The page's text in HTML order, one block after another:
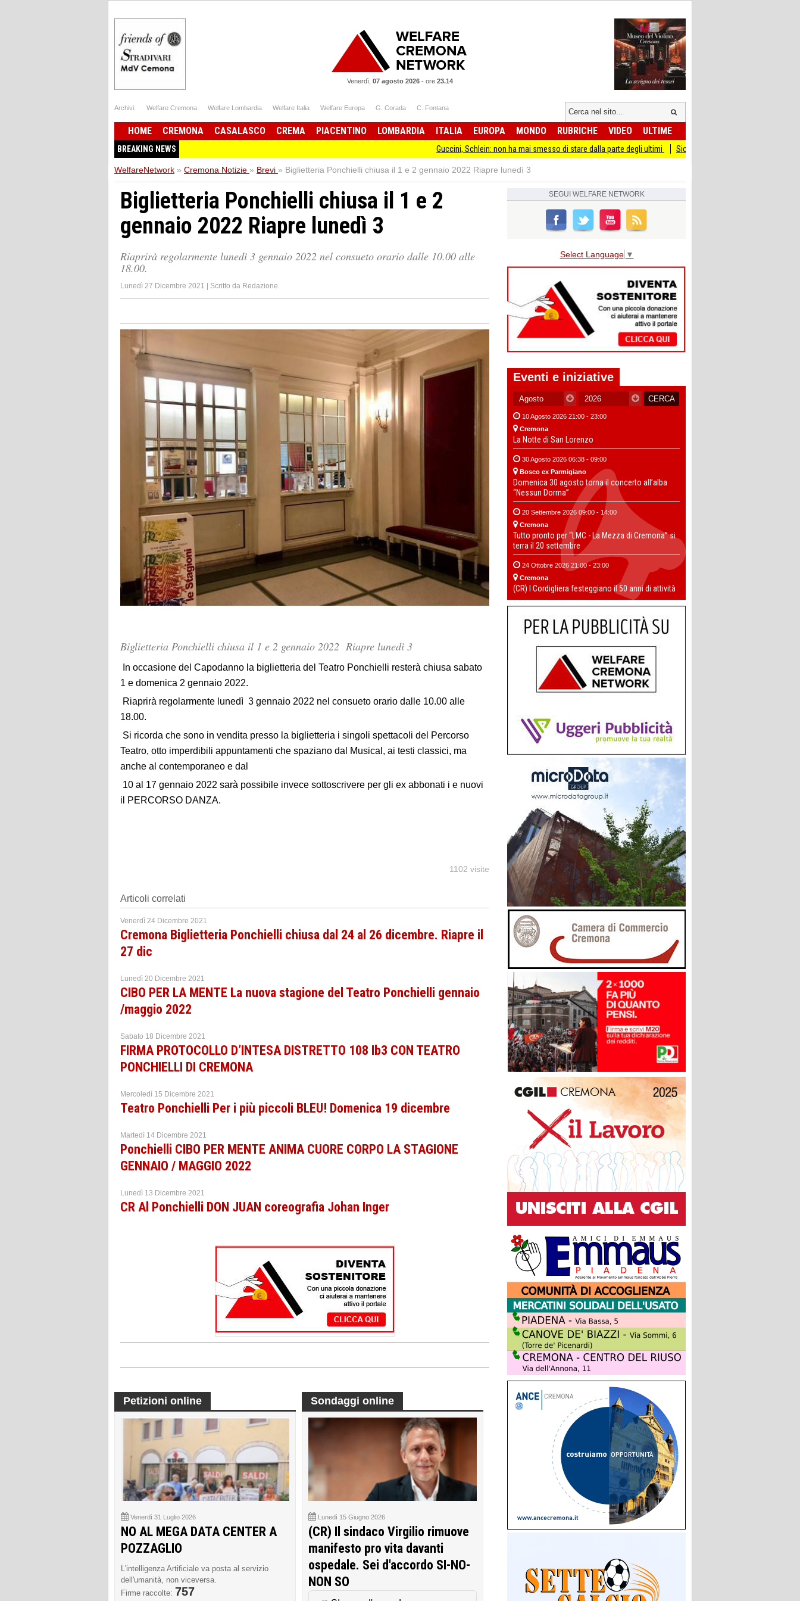
Venerdì, 07 agosto 2026 - ore 23.14
Archivi: Welfare Cremona Welfare Lombardia Welfare Italia Welfare Europa G. Corada C. Fontana
HOME CREMONA CASALASCO CREMA PIACENTINO LOMBARDIA ITALIA EUROPA MONDO RUBRICHE VIDEO ULTIME
BREAKING NEWS Guccini, Schlein: non ha mai smesso di stare dalla parte degli ultimi Sicurezza I Giovani Democratici ribattono ai
WelfareNetwork » Cremona Notizie » Brevi » Biglietteria Ponchielli chiusa il 1 e 2 gennaio 2022 Riapre lunedì 3
Biglietteria Ponchielli chiusa il 1 e 2
gennaio 2022 Riapre lunedì 3
Riaprirà regolarmente lunedì 3 gennaio 2022 nel consueto orario dalle 10.00 alle
18.00.
Lunedì 27 Dicembre 2021 | Scritto da Redazione
Biglietteria Ponchielli chiusa il 1 e 2 gennaio 2022 Riapre lunedì 3
In occasione del Capodanno la biglietteria del Teatro Ponchielli resterà chiusa sabato
1 e domenica 2 gennaio 2022.
Riaprirà regolarmente lunedì 3 gennaio 2022 nel consueto orario dalle 10.00 alle
18.00.
Si ricorda che sono in vendita presso la biglietteria i singoli spettacoli del Percorso
Teatro, otto imperdibili appuntamenti che spaziano dal Musical, ai testi classici, ma
anche al contemporaneo e dal
10 al 17 gennaio 2022 sarà possibile invece sottoscrivere per gli ex abbonati i e nuovi
il PERCORSO DANZA.
1102 visite
Articoli correlati
Venerdì 24 Dicembre 2021
Cremona Biglietteria Ponchielli chiusa dal 24 al 26 dicembre. Riapre il
27 dic
Lunedì 20 Dicembre 2021
CIBO PER LA MENTE La nuova stagione del Teatro Ponchielli gennaio
/maggio 2022
Sabato 18 Dicembre 2021
FIRMA PROTOCOLLO D’INTESA DISTRETTO 108 Ib3 CON TEATRO
PONCHIELLI DI CREMONA
Mercoledì 15 Dicembre 2021
Teatro Ponchielli Per i più piccoli BLEU! Domenica 19 dicembre
Martedì 14 Dicembre 2021
Ponchielli CIBO PER MENTE ANIMA CUORE CORPO LA STAGIONE
GENNAIO / MAGGIO 2022
Lunedì 13 Dicembre 2021
CR Al Ponchielli DON JUAN coreografia Johan Inger
Petizioni online
Venerdì 31 Luglio 2026
NO AL MEGA DATA CENTER A
POZZAGLIO
L'intelligenza Artificiale va posta al servizio
dell'umanità, non viceversa.
Firme raccolte: 757
Sondaggi online
Lunedì 15 Giugno 2026
(CR) Il sindaco Virgilio rimuove
manifesto pro vita davanti
ospedale. Sei d'accordo SI-NO-
NON SO
SEGUI WELFARE NETWORK
Select Language ▼
Eventi e iniziative
10 Agosto 2026 21:00 - 23:00
Cremona
La Notte di San Lorenzo
30 Agosto 2026 06:38 - 09:00
Bosco ex Parmigiano
Domenica 30 agosto torna il concerto all’alba
“Nessun Dorma”
20 Settembre 2026 09:00 - 14:00
Cremona
Tutto pronto per “LMC - La Mezza di Cremona” si
terra il 20 settembre
24 Ottobre 2026 21:00 - 23:00
Cremona
(CR) I Cordigliera festeggiano il 50 anni di attività